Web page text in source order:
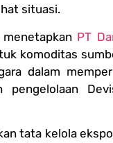
situasi.
PT
komoditas
dalam
pengelolaan
tata kelola